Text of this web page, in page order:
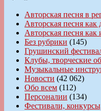
Авторская песня в
Авторская песня как
Авторская песня как
Без рубрики (145)
Грушинский
Клубы, творческие
Музыкальные
Новости (42 062)
Обо всем (112)
Персоналии (134)
Фестивали,